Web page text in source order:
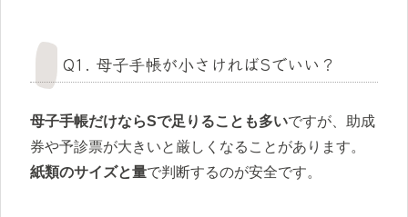
Q1. 母子手帳が小さければSでいい？
母子手帳だけならSで足りることも多いですが、助成
券や予診票が大きいと厳しくなることがあります。
紙類のサイズと量で判断するのが安全です。